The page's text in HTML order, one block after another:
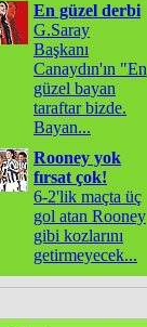
En güzel derbi
G.Saray
Başkanı
Canaydın'ın "En
güzel bayan
taraftar bizde.
Bayan...
Rooney yok
fırsat çok!
6-2'lik maçta üç
gol atan Rooney
gibi kozlarını
getirmeyecek...